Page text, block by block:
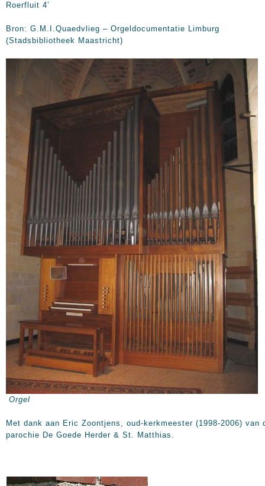
Roerfluit 4’
Bron: G.M.I.Quaedvlieg – Orgeldocumentatie Limburg
(Stadsbibliotheek Maastricht)
Orgel
Met dank aan Eric Zoontjens, oud-kerkmeester (1998-2006) van
parochie De Goede Herder & St. Matthias.